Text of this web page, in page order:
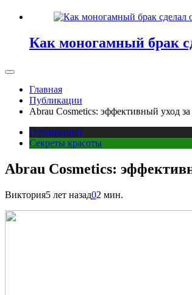
Как моногамный брак
Главная
Публикации
Abrau Cosmetics: эффективный уход
Публикации
Секреты красоты
Abrau Cosmetics:
Виктория5 лет назад02 мин.